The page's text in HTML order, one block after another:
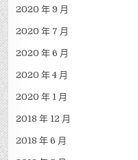
2020 年 9 月
2020 年 7 月
2020 年 6 月
2020 年 4 月
2020 年 1 月
2018 年 12 月
2018 年 6 月